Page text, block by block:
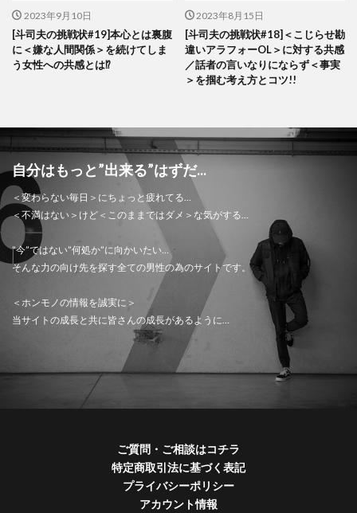
2023年9月10日
[斗司夫の挑戦状#19]本心とは裏腹
に＜嫌な人間関係＞を続けてしま
う女性への共感とは⁉
2023年8月15日
[斗司夫の挑戦状#18]＜こじらせ勘
違いアラフォーOL＞に対する共感
／話者の言いなりにならず＜事実
＞を掴む考え方とコツ!!
自分はもっと”出来る”はずだ...
＜変わらない毎日＞にちょっと疲れてる…
＜不満はない＞けど＜このままではダメ＞な気がする…
”今”ではない”何処か”に向かいたい…
そんな力の向け先を探す全ての男性の為のサイトです。
＜ホンモノの情報を誠実に＞
当サイトの成長と共に皆さんの成長があるように…
ご質問・ご相談はコチラ
特定商取引法に基づく表記
プライバシーポリシー
アカウント情報